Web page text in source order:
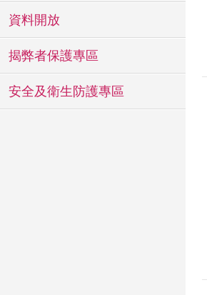
資料開放
揭弊者保護專區
安全及衛生防護專區